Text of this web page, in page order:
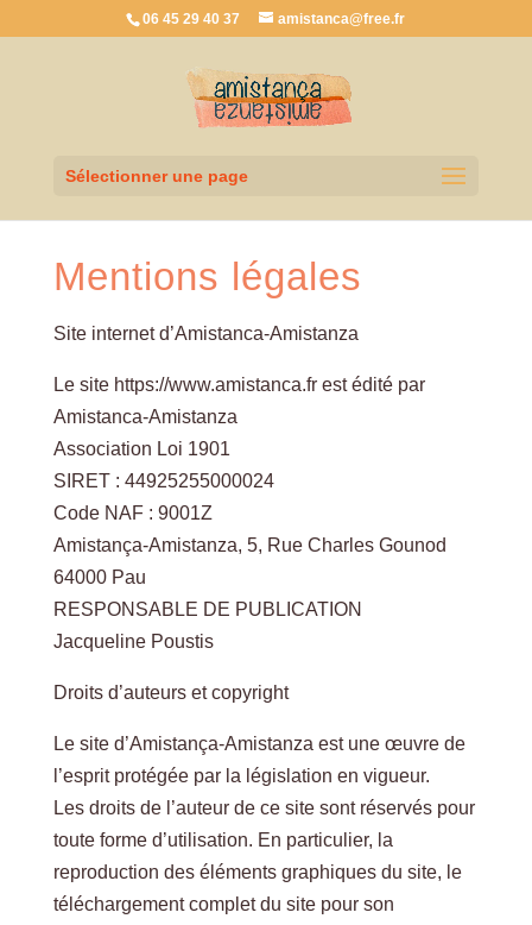
06 45 29 40 37 amistanca@free.fr
Sélectionner une page
Mentions légales
Site internet d’Amistanca-Amistanza
Le site https://www.amistanca.fr est édité par
Amistanca-Amistanza
Association Loi 1901
SIRET : 44925255000024
Code NAF : 9001Z
Amistança-Amistanza, 5, Rue Charles Gounod
64000 Pau
RESPONSABLE DE PUBLICATION
Jacqueline Poustis
Droits d’auteurs et copyright
Le site d’Amistança-Amistanza est une œuvre de
l’esprit protégée par la législation en vigueur.
Les droits de l’auteur de ce site sont réservés pour
toute forme d’utilisation. En particulier, la
reproduction des éléments graphiques du site, le
téléchargement complet du site pour son